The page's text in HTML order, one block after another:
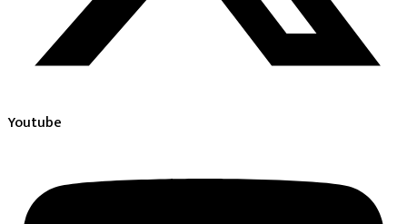
Youtube